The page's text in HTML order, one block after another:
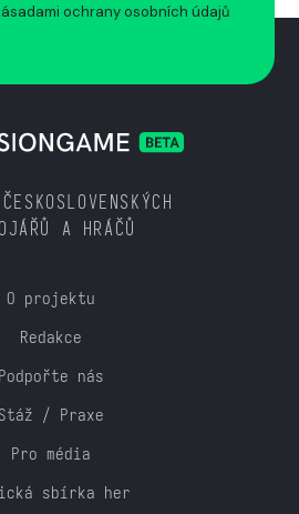
ochrany osobních údajů
A HRÁČŮ
O projektu
Redakce
Podpořte nás
Stáž / Praxe
Pro média
sbírka her